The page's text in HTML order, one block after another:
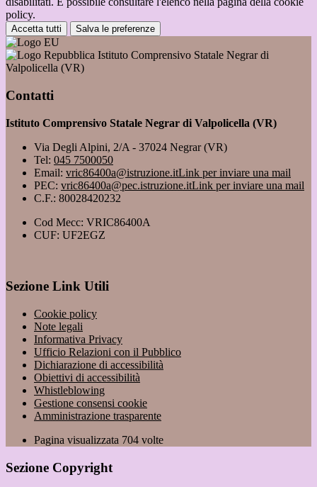
policy.
Accetta tutti Salva le preferenze
Istituto Comprensivo Statale Negrar di
Valpolicella (VR)
Contatti
Istituto Comprensivo Statale Negrar di Valpolicella (VR)
Via Degli Alpini, 2/A - 37024 Negrar (VR)
Tel: 045 7500050
Email: vric86400a@istruzione.itLink per inviare una mail
PEC: vric86400a@pec.istruzione.itLink per inviare una mail
C.F.: 80028420232
Cod Mecc: VRIC86400A
CUF: UF2EGZ
Sezione Link Utili
Cookie policy
Note legali
Informativa Privacy
Ufficio Relazioni con il Pubblico
Dichiarazione di accessibilità
Obiettivi di accessibilità
Whistleblowing
Gestione consensi cookie
Amministrazione trasparente
Pagina visualizzata 704 volte
Sezione Copyright